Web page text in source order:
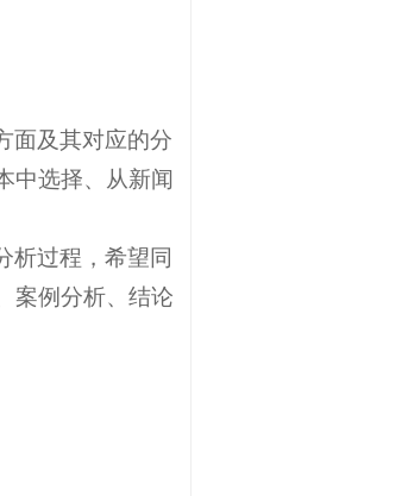
面及其对应的分
中选择、从新闻
析过程，希望同
案例分析、结论